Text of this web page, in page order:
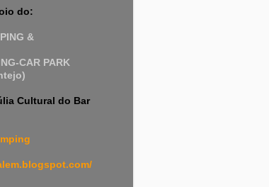
do:
&
CAR PARK
Cultural do Bar